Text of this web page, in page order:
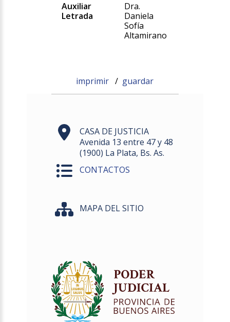
Auxiliar
Letrada
Dra.
Daniela
Sofía
Altamirano
imprimir / guardar
CASA DE JUSTICIA
Avenida 13 entre 47 y 48
(1900) La Plata, Bs. As.
CONTACTOS
MAPA DEL SITIO